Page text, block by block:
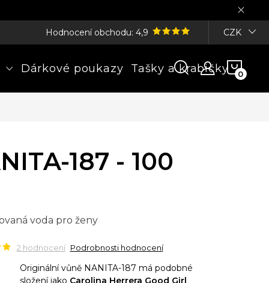
Hodnocení obchodu: 4,9 CZK
Dárkové poukazy Tašky a krabičky
187 - 100
voda pro ženy
2 hodnocení Podrobnosti hodnocení
Originální vůně NANITA-187 má podobné
složení jako Carolina Herrera Good Girl